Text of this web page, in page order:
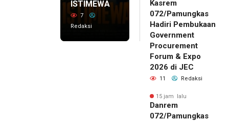
ISTIMEWA
7
Redaksi
Kasrem
072/Pamungkas
Hadiri Pembukaan
Government
Procurement
Forum & Expo
2026 di JEC
11 Redaksi
15 jam lalu
Danrem
072/Pamungkas